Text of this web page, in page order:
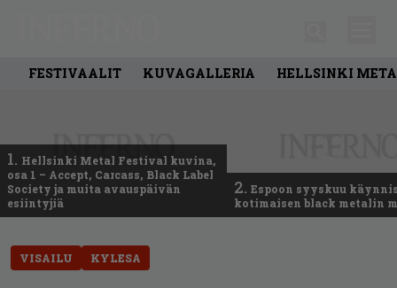
FESTIVAALIT KUVAGALLERIA HELLSINKI
1. Hellsinki Metal Festival kuvina,
osa 1 – Accept, Carcass, Black Label
Society ja muita avauspäivän
esiintyjiä
2. Espoon syyskuu
kotimaisen black metalin
VISAILU KYLESA